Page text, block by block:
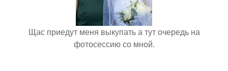
Щас приедут меня выкупать а тут очередь на
фотосессию со мной.